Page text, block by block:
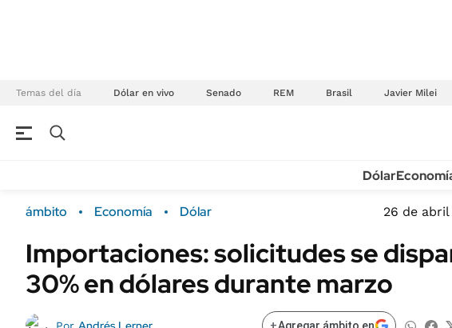
Temas del día Dólar en vivo Senado REM Brasil Javier Milei
Campo
FINANZAS
Sustentabilidad
Seguros
Dólar
ámbito Economía Dólar 26 de abril
Importaciones: solicitudes se
30% en dólares durante marzo